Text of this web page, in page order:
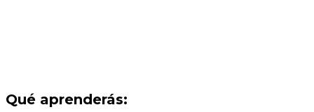
Qué aprenderás: